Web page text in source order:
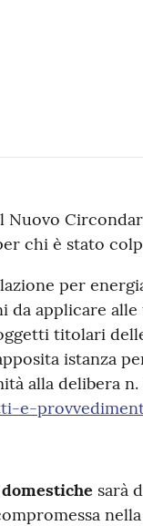
Nuovo
chi è stato
per
da applicare
titolari
istanza
alla delibera n.
e-
sarà